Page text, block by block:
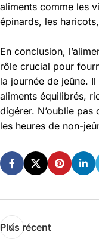
aliments comme les
épinards, les
En conclusion,
rôle crucial pour
la journée de jeûne.
aliments équilibrés,
digérer. N’oublie pas
les heures de non-
Plus récent